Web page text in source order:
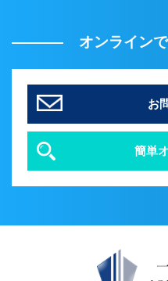
オンライン
お
簡単